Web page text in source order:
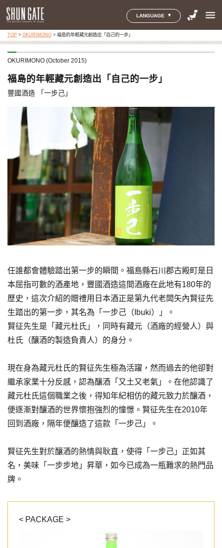
LANGUAGE menu
TOP> OKURIMONO> 福島的年輕藏元創造出「自己的一步」
OKURIMONO (October 2015)
福島的年輕藏元創造出「自己的一步」
豐國酒造 「一步己」
< PACKAGE >
任誰都會體驗踏出第一步的瞬間。福島縣石川郡古殿町是日
本屈指可數的酒產地，豐國酒造這間酒廠在此地有180年的
歷史，這次介紹的贈禮用日本酒正是第九代老闆矢內賢征先
生踏出的第一步，其名為「一步己（Ibuki）」。
賢征先生是「藏元杜氏」，同時有藏元（酒廠的經營人）與
杜氏（釀酒的製造負責人）的身分。
現在身為藏元杜氏的賢征先生極為活躍，然而過去的他卻對
繼承家業十分反感，認為釀酒「又土又老氣」。在他認識了
藏元杜氏這個職業之後，得知年紀相仿的藏元致力於釀酒，
便逐漸對釀酒的世界懷抱強烈的憧憬。賢征先生在2010年
回到酒廠，隔年便釀造了這款「一步己」。
賢征先生對於釀酒的熱情與耿直，使得「一步己」正如其
名，美味「一步步地」昇華，如今已成為一瓶難求的熱門品
牌。